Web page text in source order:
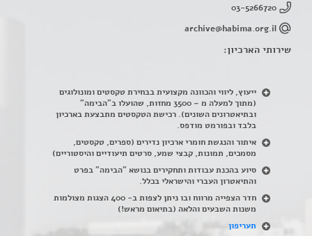
03-5266720
archive@habima.org.il
שירותי הארכיון:
ייעוץ, ליווי והכוונה מקצועית בבחירת טקסטים ומונולוגים
(מתוך למעלה מ – 3500 מחזות, שהועלו ב"הבימה"
ובתיאטרונים השונים). רכישת הטקסטים מתבצעת בארכיון
בלבד ובפורמט מודפס.
איתור והנגשת חומרי ארכיון נדירים (ספרים, טקסטים,
מסמכים, תמונות, קבצי שמע, סרטים תיעודיים והיסטוריים)
סיוע בהכנת עבודות ותחקירים בנושא "הבימה" בפרט
והתיאטרון העברי והישראלי בכלל.
חדר הצפייה מרווח ובו ניתן לצפות ב- 400 הצגות מצולמות
משנות השבעים והלאה (בתיאום מראש!)
תעריפון